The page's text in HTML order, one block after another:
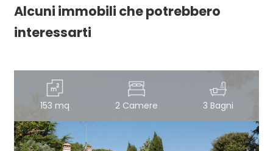
Alcuni immobili che potrebbero
interessarti
153 mq 2 Camere 3 Bagni